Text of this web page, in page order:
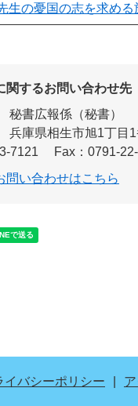
生の憂国の志を求める
関するお問い合わせ先
秘書広報係（秘書）
兵庫県相生市旭1丁目
7121
Fax：0791-
問い合わせはこちら
イバシーポリシー